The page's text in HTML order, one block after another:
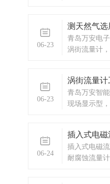
源电源检测
温度：-
06-23
测天然气选
青岛万安电
涡街流量计
热站预付费
热量表，差
监测设备，
06-23
涡街流量计
青岛万安智
现场显示型
06-24
插入式电磁
插入式电磁
耐腐蚀流量计